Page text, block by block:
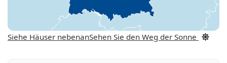
Siehe Häuser nebenanSehen Sie den Weg der Sonne